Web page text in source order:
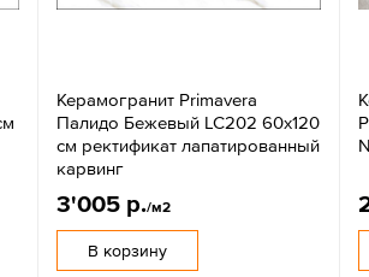
Керамогранит Primavera
Палидо Бежевый LC202 60x120
см ректификат лапатированный
карвинг
3'005 р./м2
В корзину